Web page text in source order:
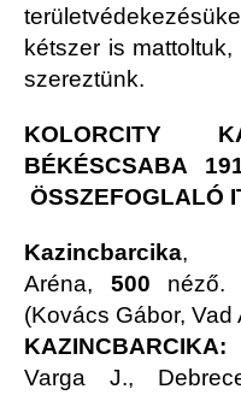
kétszer is
szereztünk.
KOLORCITY
BÉKÉSCSABA
ÖSSZEFOGLALÓ
Kazincbarcika,
Aréna, 500 néző.
(Kovács Gábor, Vad
KAZINCBARCIKA:
Varga J.,